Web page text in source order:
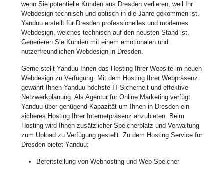
wenn Sie potentielle Kunden aus Dresden verlieren, weil Ihr
Webdesign technisch und optisch in die Jahre gekommen ist.
Yanduu erstellt für Dresden professionelles und modernes
Webdesign, welches technisch auf den neusten Stand ist.
Generieren Sie Kunden mit einem emotionalen und
nutzerfreundlichen Webdesign in Dresden.
Gerne stellt Yanduu Ihnen das Hosting Ihrer Website im neuen
Webdesign zu Verfügung. Mit dem Hosting Ihrer Webpräsenz
gewährt Ihnen Yanduu höchste IT-Sicherheit und effektive
Netzwerkplanung. Als Agentur für Online Marketing verfügt
Yanduu über genügend Kapazität um Ihnen in Dresden ein
sicheres Hosting Ihrer Internetpräsenz anzubieten. Beim
Hosting wird Ihnen zusätzlicher Speicherplatz und Verwaltung
zum Upload zu Verfügung gestellt. Zu dem Hosting Service für
Dresden bietet Yanduu:
Bereitstellung von Webhosting und Web-Speicher